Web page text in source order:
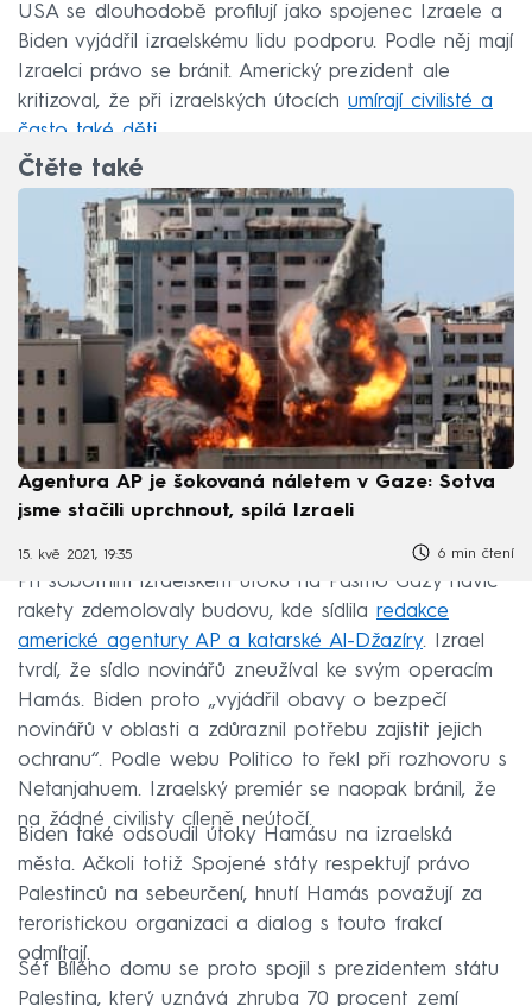
USA se dlouhodobě profilují jako spojenec Izraele a
Biden vyjádřil izraelskému lidu podporu. Podle něj mají
Izraelci právo se bránit. Americký prezident ale
kritizoval, že při izraelských útocích umírají civilisté a
často také děti
Čtěte také
Agentura AP je šokovaná náletem v Gaze: Sotva
jsme stačili uprchnout, spílá Izraeli
15. kvě 2021, 19:35 6 min čtení
Při sobotním izraelském útoku na Pásmo Gazy navíc
rakety zdemolovaly budovu, kde sídlila redakce
americké agentury AP a katarské Al-Džazíry. Izrael
tvrdí, že sídlo novinářů zneužíval ke svým operacím
Hamás. Biden proto „vyjádřil obavy o bezpečí
novinářů v oblasti a zdůraznil potřebu zajistit jejich
ochranu“. Podle webu Politico to řekl při rozhovoru s
Netanjahuem. Izraelský premiér se naopak bránil, že
na žádné civilisty cíleně neútočí.
Biden také odsoudil útoky Hamásu na izraelská
města. Ačkoli totiž Spojené státy respektují právo
Palestinců na sebeurčení, hnutí Hamás považují za
teroristickou organizaci a dialog s touto frakcí
odmítají.
Šéf Bílého domu se proto spojil s prezidentem státu
Palestina, který uznává zhruba 70 procent zemí